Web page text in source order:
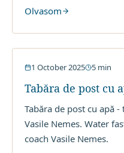
Olvasom
Post cu Apa
1 October 2025 5 min
Tabăra de post cu
Tabăra de post cu apă
Vasile Nemes. Water
coach Vasile Nemes.